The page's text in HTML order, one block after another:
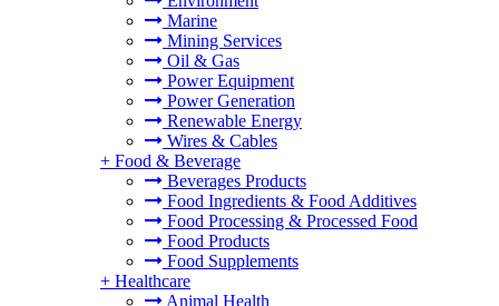
Marine
Mining Services
Oil & Gas
Power Equipment
Power Generation
Renewable Energy
Wires & Cables
+ Food & Beverage
Beverages Products
Food Ingredients & Food Additives
Food Processing & Processed Food
Food Products
Food Supplements
+ Healthcare
Animal Health